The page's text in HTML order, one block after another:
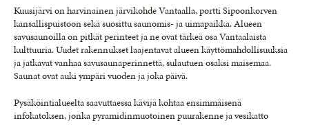
Kuusijärvi on harvinainen järvikohde Vantaalla, portti Sipoonkorven
kansallispuistoon sekä suosittu saunomis- ja uimapaikka. Alueen
savusaunoilla on pitkät perinteet ja ne ovat tärkeä osa Vantaalaista
kulttuuria. Uudet rakennukset laajentavat alueen käyttömahdollisuuksia
ja jatkavat vanhaa savusaunaperinnettä, sulautuen osaksi maisemaa.
Saunat ovat auki ympäri vuoden ja joka päivä.
Pysäköintialueelta saavuttaessa kävijä kohtaa ensimmäisenä
infokatoksen, jonka pyramidinmuotoinen puurakenne ja vesikatto